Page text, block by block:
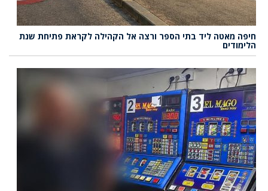
חיפה מאטה ליד בתי הספר ורצה אל הקהילה לקראת פתיחת שנת
הלימודים